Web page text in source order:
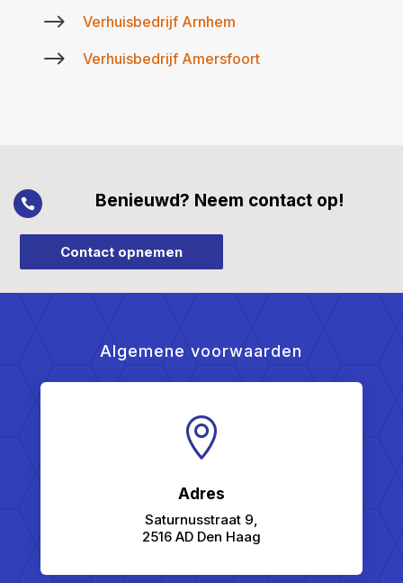
$ Verhuisbedrijf Arnhem
$ Verhuisbedrijf Amersfoort
 Benieuwd? Neem contact op!
Contact opnemen
Algemene voorwaarden

Adres
Saturnusstraat 9,
2516 AD Den Haag